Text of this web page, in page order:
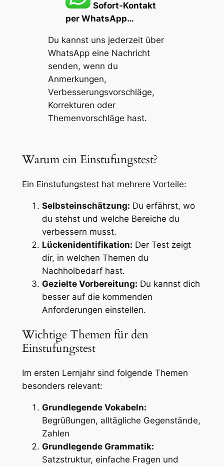
Sofort-Kontakt
per WhatsApp…
Du kannst uns jederzeit über
WhatsApp eine Nachricht
senden, wenn du
Anmerkungen,
Verbesserungsvorschläge,
Korrekturen oder
Themenvorschläge hast.
Warum ein Einstufungstest?
Ein Einstufungstest hat mehrere Vorteile:
Selbsteinschätzung: Du erfährst, wo
du stehst und welche Bereiche du
verbessern musst.
Lückenidentifikation: Der Test zeigt
dir, in welchen Themen du
Nachholbedarf hast.
Gezielte Vorbereitung: Du kannst dich
besser auf die kommenden
Anforderungen einstellen.
Wichtige Themen für den
Einstufungstest
Im ersten Lernjahr sind folgende Themen
besonders relevant:
Grundlegende Vokabeln:
Begrüßungen, alltägliche Gegenstände,
Zahlen
Grundlegende Grammatik:
Satzstruktur, einfache Fragen und